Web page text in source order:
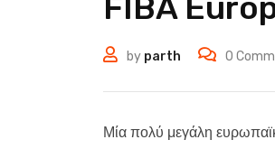
by parth 0
Μία πολύ μεγάλη